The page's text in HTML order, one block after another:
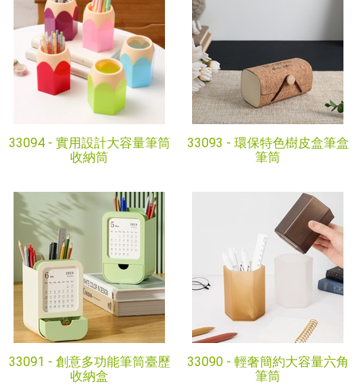
33094 - 實用設計大容量筆筒
收納筒
33093 - 環保特色樹皮盒筆盒
筆筒
33091 - 創意多功能筆筒臺歷
收納盒
33090 - 輕奢簡約大容量六角
筆筒